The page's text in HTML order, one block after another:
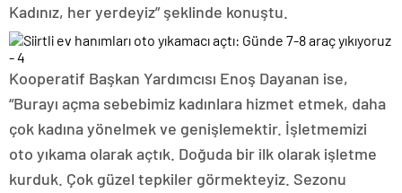
Kadınız, her yerdeyiz” şeklinde konuştu.
Kooperatif Başkan Yardımcısı Enoş Dayanan ise,
“Burayı açma sebebimiz kadınlara hizmet etmek, daha
çok kadına yönelmek ve genişlemektir. İşletmemizi
oto yıkama olarak açtık. Doğuda bir ilk olarak işletme
kurduk. Çok güzel tepkiler görmekteyiz. Sezonu